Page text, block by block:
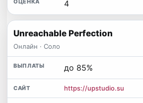
4
Unreachable Perfection
Онлайн · Соло
до 85%
https://upstudio.su